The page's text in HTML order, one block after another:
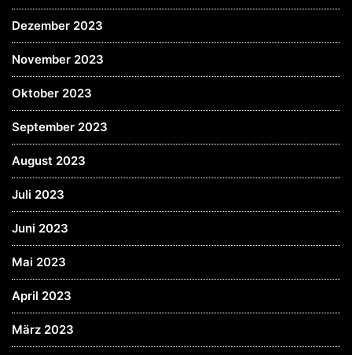
Dezember 2023
November 2023
Oktober 2023
September 2023
August 2023
Juli 2023
Juni 2023
Mai 2023
April 2023
März 2023